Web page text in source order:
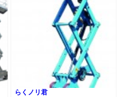
らくノリ君